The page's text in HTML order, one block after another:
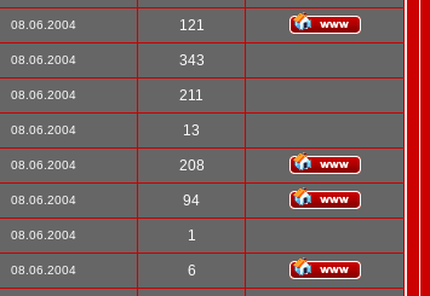
08.06.2004 121
08.06.2004 343
08.06.2004 211
08.06.2004 13
08.06.2004 208
08.06.2004 94
08.06.2004 1
08.06.2004 6